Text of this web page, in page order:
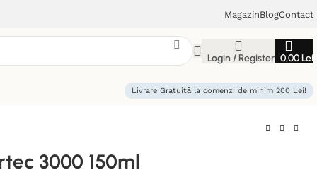
MagazinBlogContact
Login / Register 0,00Lei
Livrare Gratuită la comenzi de minim 200 Lei!
3000 150ml